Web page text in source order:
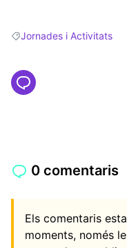
Resultats en filtrar per:
Jornades i Activitats
0 comentaris
Els comentaris
moments, només